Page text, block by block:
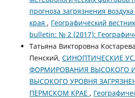
прогноза загрязнения
края , Географический
bulletin: № 2 (2017):
Татьяна Викторовна
Пенский, СИНОПТИЧЕСКИЕ
ФОРМИРОВАНИЯ ВЫСОКОГО
ВЫСОКОГО УРОВНЯ
ПЕРМСКОМ КРАЕ ,